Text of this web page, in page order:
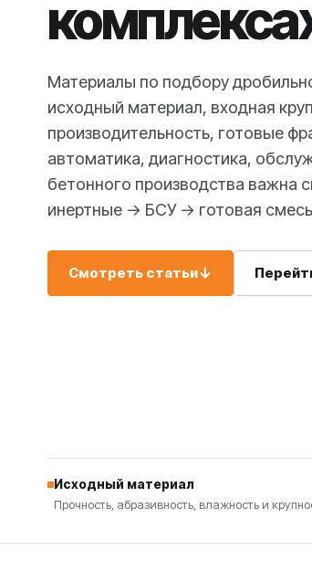
Материалы по подбору
исходный материал, входная
производительность, готовые
автоматика, диагностика,
бетонного производства важна
инертные → БСУ → готовая
Смотреть статьи↓
Исходный материал
Прочность, абразивность, влажность и